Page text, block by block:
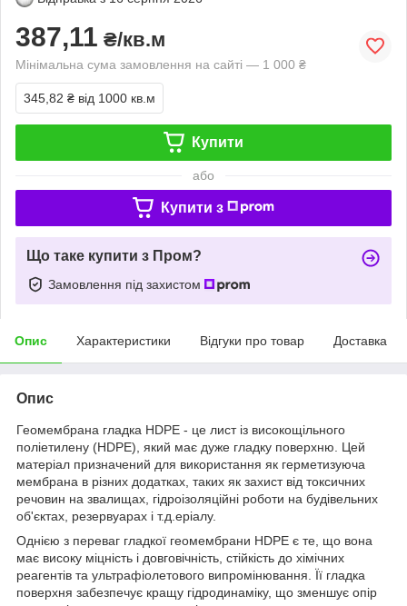
387,11 ₴/кв.м
Мінімальна сума замовлення на сайті — 1 000 ₴
345,82 ₴ від 1000 кв.м
Купити
або
Купити з
Що таке купити з Пром?
Замовлення під захистом
Опис Характеристики Відгуки про товар Доставка
Опис
Геомембрана гладка HDPE - це лист із високощільного
поліетилену (HDPE), який має дуже гладку поверхню. Цей
матеріал призначений для використання як герметизуюча
мембрана в різних додатках, таких як захист від токсичних
речовин на звалищах, гідроізоляційні роботи на будівельних
об'єктах, резервуарах і т.д.еріалу.
Однією з переваг гладкої геомембрани HDPE є те, що вона
має високу міцність і довговічність, стійкість до хімічних
реагентів та ультрафіолетового випромінювання. Її гладка
поверхня забезпечує кращу гідродинаміку, що зменшує опір